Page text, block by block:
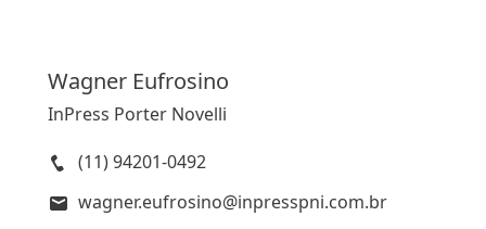
Wagner Eufrosino
InPress Porter Novelli
(11) 94201-0492
wagner.eufrosino@inpresspni.com.br